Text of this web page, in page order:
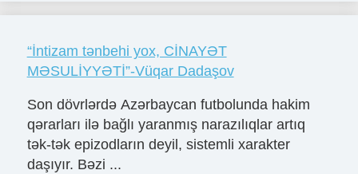
“İntizam tənbehi yox, CİNAYƏT
MƏSULİYYƏTİ”-Vüqar Dadaşov
Son dövrlərdə Azərbaycan futbolunda hakim
qərarları ilə bağlı yaranmış narazılıqlar artıq
tək-tək epizodların deyil, sistemli xarakter
daşıyır. Bəzi ...